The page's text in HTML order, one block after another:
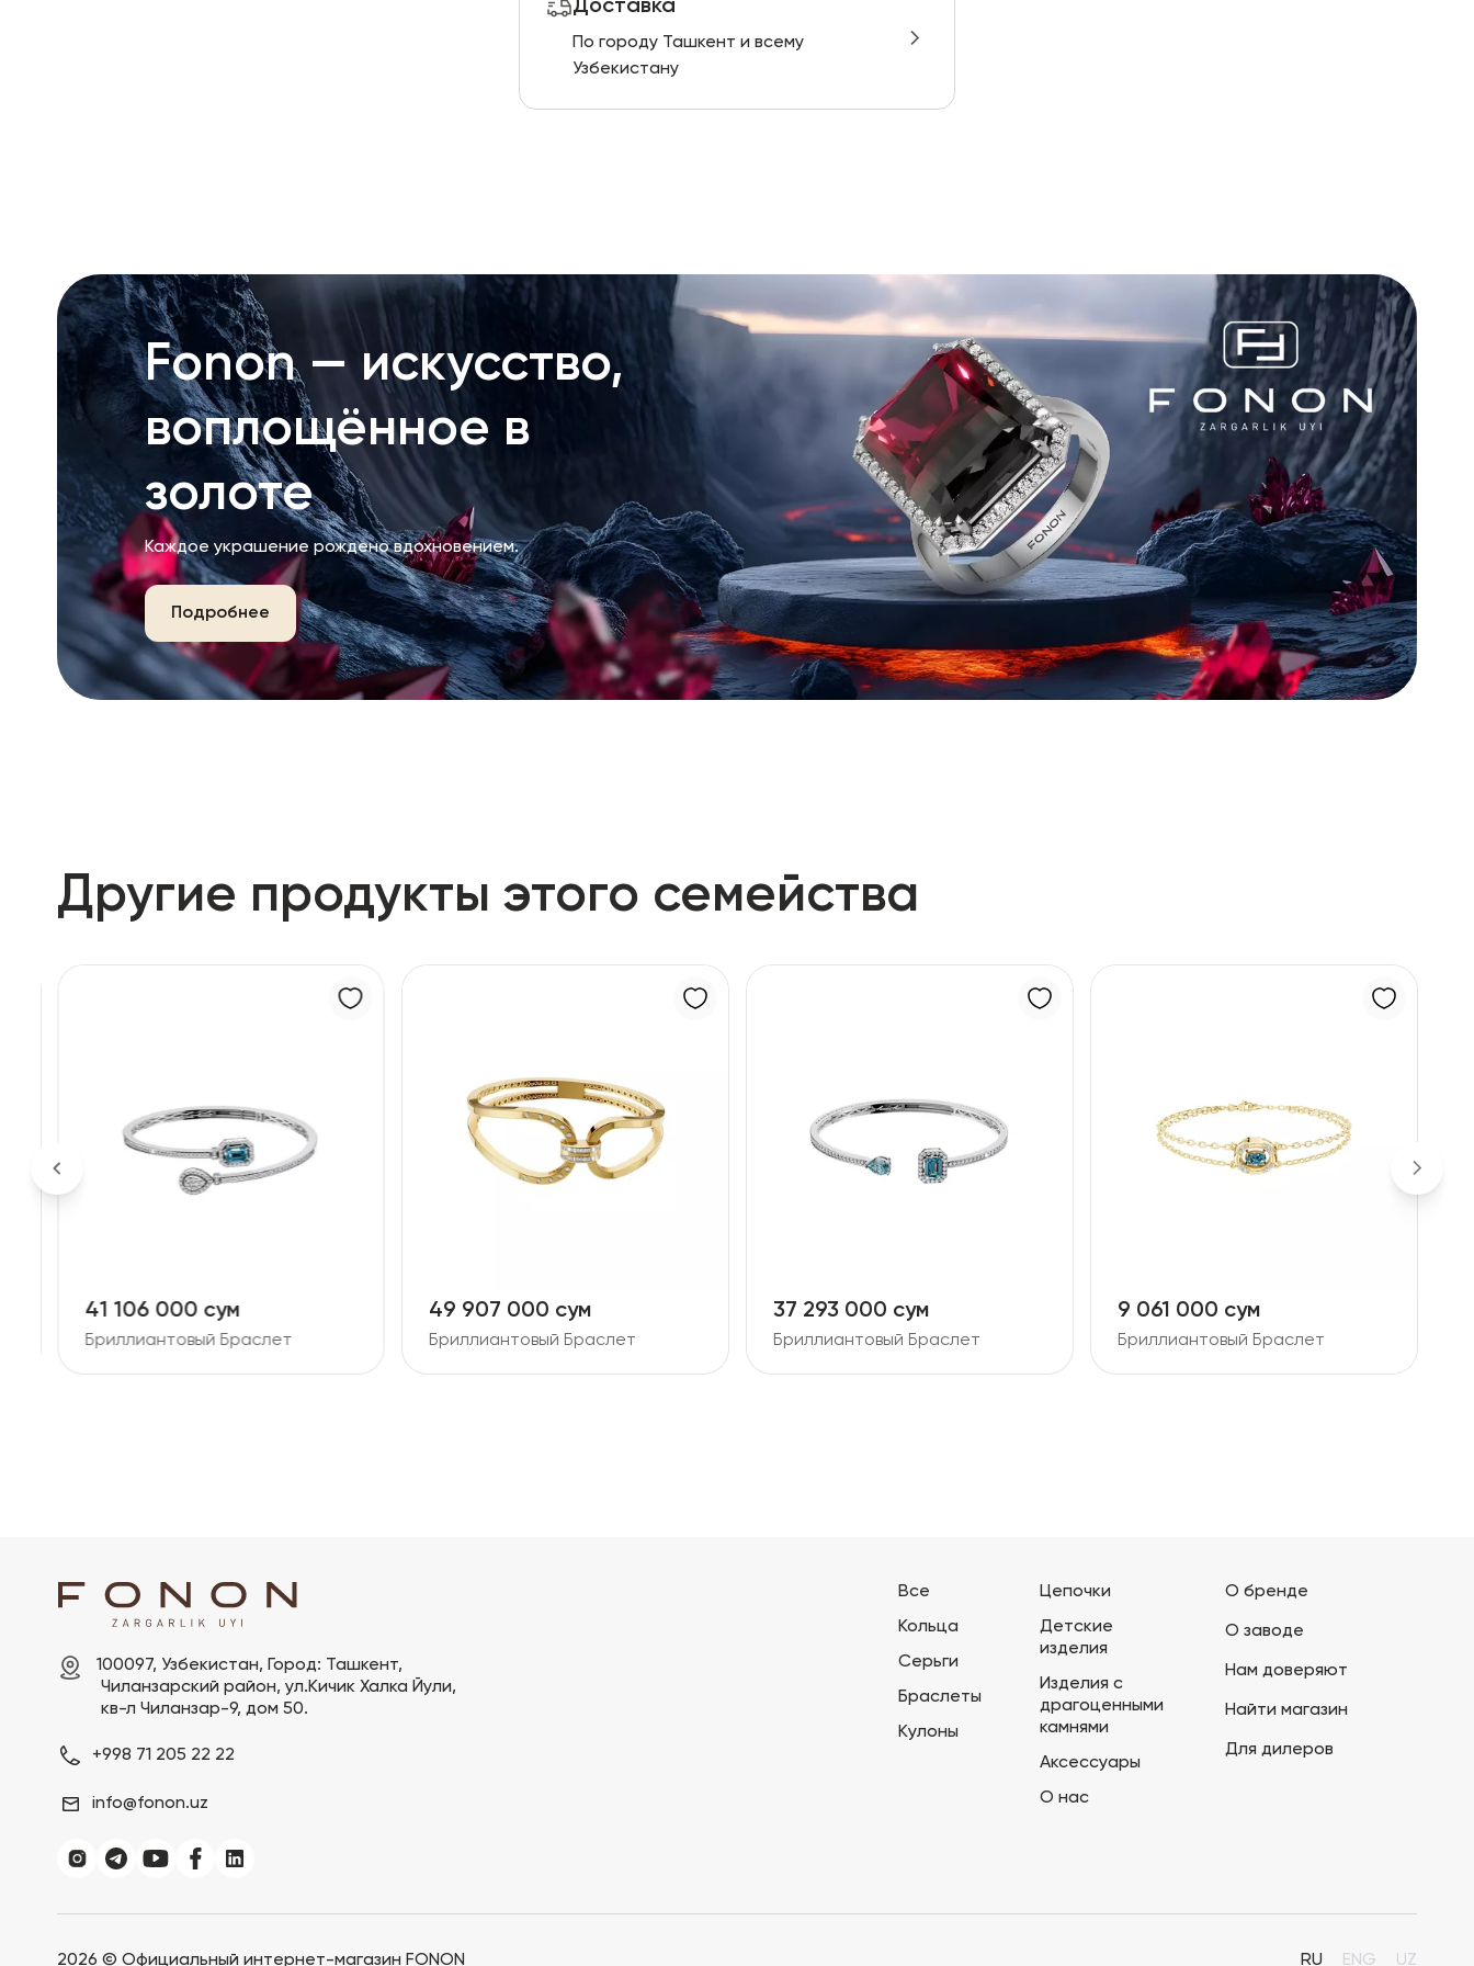
Доставка
По городу Ташкент и всему
Узбекистану
Fonon — искусство,
воплощённое в
золоте
Каждое украшение рождено вдохновением.
Подробнее
Другие продукты этого семейства
41 106 000 сум
Бриллиантовый Браслет
49 907 000 сум
Бриллиантовый Браслет
37 293 000 сум
Бриллиантовый Браслет
9 061 000 сум
Бриллиантовый Браслет
100097, Узбекистан, Город: Ташкент,
кв-л Чиланзар-9, дом 50.
+998 71 205 22 22
info@fonon.uz
Все
Кольца
Серьги
Браслеты
Кулоны
Цепочки
Детские
изделия
Изделия с
драгоценными
камнями
Аксессуары
О нас
О бренде
О заводе
Нам доверяют
Найти магазин
Для дилеров
2026 © Официальный интернет-магазин FONON RU ENG UZ